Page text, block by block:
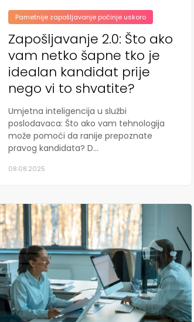
Pametnije zapošljavanje počinje uskoro
Zapošljavanje 2.0: Što ako
vam netko šapne tko je
idealan kandidat prije
nego vi to shvatite?
Umjetna inteligencija u službi
poslodavaca: Što ako vam tehnologija
može pomoći da ranije prepoznate
pravog kandidata? D...
08.08.2025